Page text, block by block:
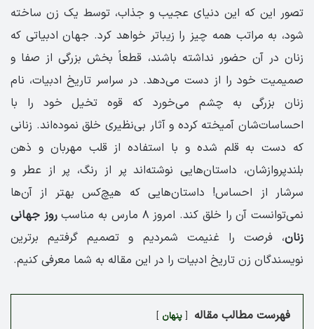
تصور این که این دنیای عجیب و جذاب، توسط یک زن ساخته
شود، به مراتب همه چیز را زیبا‌تر خواهد کرد. جهان ادبیاتی که
زنان در آن حضور نداشته باشند، قطعاً بخش بزرگی از صفا و
صمیمیت خود را از دست می‌دهد. در سراسر تاریخ ادبیات، نام
زنان بزرگی به چشم می‌خورد که قوه تخیل خود را با
احساسات‌شان آمیخته کرده و آثار بی‌نظیری خلق نموده‌اند. زنانی
که دست به قلم شده و با استفاده از قلب مهربان و ذهن
بلندپروازشان، داستان‌هایی نوشته‌اند پر از رنگ، پر از عطر و
سرشار از احساس! داستان‌هایی که هیچ‌کس بهتر از آن‌ها
نمی‌توانست آن را خلق کند. امروز ۸ مارس به مناسب
روز جهانی
زنان، فرصت را غنیمت شمردیم و تصمیم گرفتیم برترین
نویسندگان زن تاریخ ادبیات را در این مقاله به شما معرفی کنیم.
فهرست مطالب مقاله پنهان